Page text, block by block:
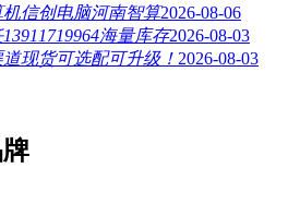
信创电脑河南智算2026-08-06
海量库存2026-08-03
现货可选配可升级！ 2026-08-03